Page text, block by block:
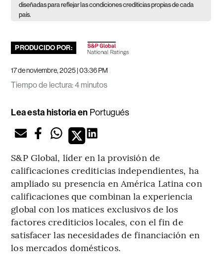
diseñadas para reflejar las condiciones crediticias propias de cada
país.
PRODUCIDO POR:
17 de noviembre, 2025 | 03:36 PM
Tiempo de lectura:4 minutos
Lea esta historia en Portugués
S&P Global, líder en la provisión de
calificaciones crediticias independientes, ha
ampliado su presencia en América Latina con
calificaciones que combinan la experiencia
global con los matices exclusivos de los
factores crediticios locales, con el fin de
satisfacer las necesidades de financiación en
los mercados domésticos.